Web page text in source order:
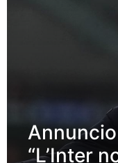
“L’Inter